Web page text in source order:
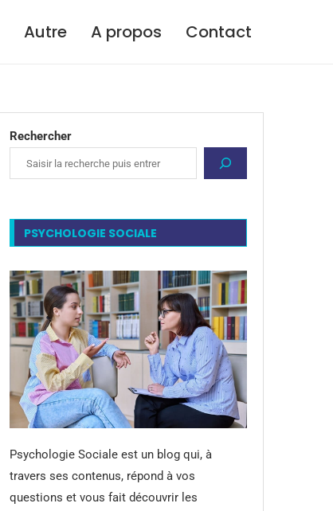
Autre A propos Contact
Rechercher
PSYCHOLOGIE SOCIALE
Psychologie Sociale est un blog qui, à
travers ses contenus, répond à vos
questions et vous fait découvrir les